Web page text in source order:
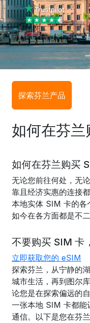
探索芬兰产品
如何在芬
如何在芬兰购买
无论您前往何处，无
靠且经济实惠的连接
本地实体 SIM 卡的
如今在各方面都是不二
不要购买 SIM 卡
立即获取您的 eSIM
探索芬兰，从宁静的
城市生活，再到图尔
论您是在探索偏远的
一张本地 SIM 卡都能
通信。以下是您在芬